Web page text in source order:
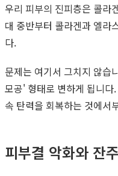
우리 피부의 진피층은 콜라
대 중반부터 콜라겐과 엘라
다.
문제는 여기서 그치지 않습
모공' 형태로 변하게 됩니다
속 탄력을 회복하는 것에서
피부결 악화와 잔